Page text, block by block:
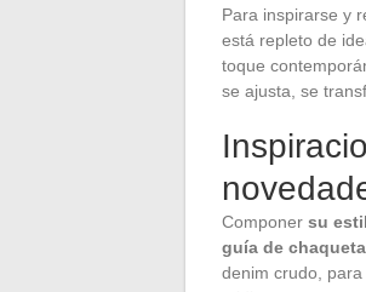
Para inspirarse y
está repleto de
toque
se ajusta, se
Componer su
guía de
denim crudo,